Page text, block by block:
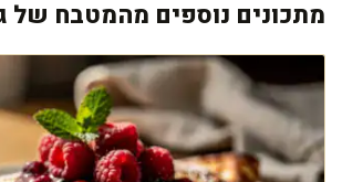
מתכונים נוספים מהמטבח של